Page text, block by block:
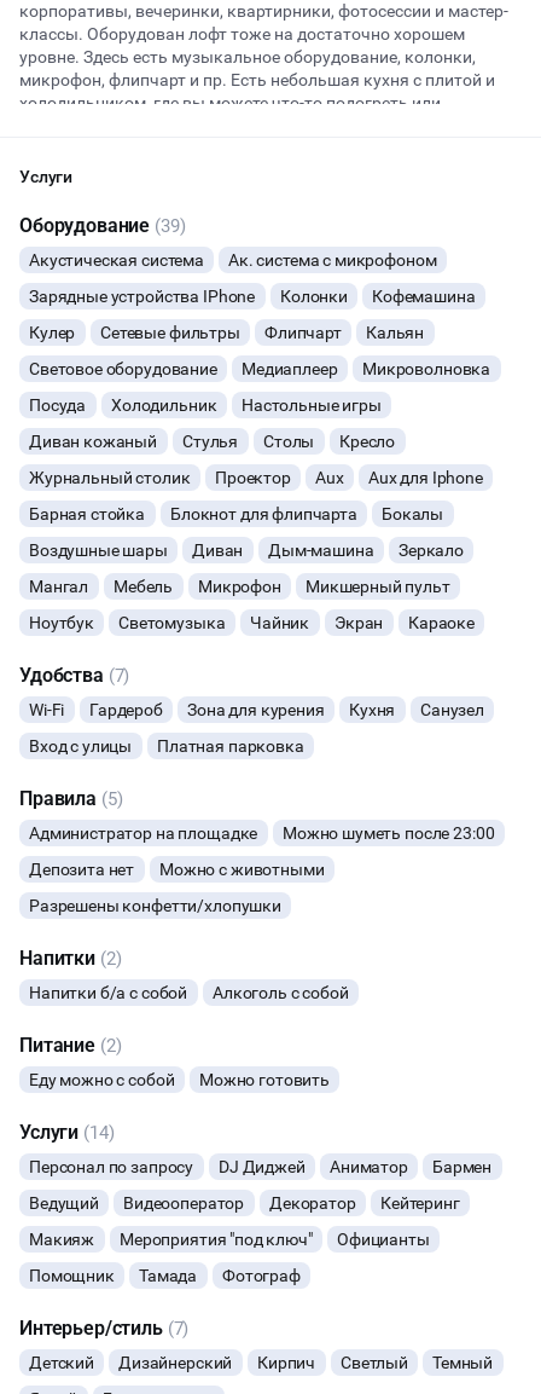
корпоративы, вечеринки, квартирники, фотосессии и мастер-
классы. Оборудован лофт тоже на достаточно хорошем
уровне. Здесь есть музыкальное оборудование, колонки,
микрофон, флипчарт и пр. Есть небольшая кухня с плитой и
холодильником, где вы можете что-то подогреть или
работает кофе-машина. Минимально необходимый набор
столько дополнительных стульев, сколько нужно. Лофт
находится в ВАО, в 12-ти минутах ходьбы от станции метро
Авиамоторная, для гостей доступна частная парковка на 20
мест. Во время мероприятия на площадке должен находиться
администратор. По правилам аренды здесь разрешён кальян
и можно шуметь после 23:00. Оставляйте заявку на
предварительный просмотр, чтобы лично оценить все
возможности лофта, задать вопросы и уточнить цены. Наши
менеджеры обязательно помогут забронировать площадку,
чтобы ваш прадник принёс много радости вам и вашим
гостям.
Конфетти, химическое, мыльное шоу, бумажная дискотека
+2000₽ к уборке
🚘Въезд такси, доставка-150₽
🅿️Въезд и парковка - 250₽
Услуги
Оборудование (39)
Акустическая система
Ак. система с микрофоном
Зарядные устройства IPhone
Колонки
Кофемашина
Кулер
Сетевые фильтры Флипчарт
Кальян
Световое оборудование
Медиаплеер
Микроволновка
Посуда
Холодильник
Настольные игры
Диван кожаный
Стулья Столы
Кресло
Журнальный столик
Проектор Aux
Aux для Iphone
Барная стойка
Блокнот для флипчарта
Бокалы
Воздушные шары
Диван Дым-машина
Зеркало
Мангал
Мебель Микрофон
Микшерный пульт
Ноутбук
Светомузыка Чайник Экран Караоке
Удобства (7)
Wi-Fi Гардероб Зона для курения Кухня
Санузел
Вход с улицы
Платная парковка
Правила (5)
Администратор на площадке
Можно шуметь после 23:00
Депозита нет
Можно с животными
Разрешены конфетти/хлопушки
Напитки (2)
Напитки б/а с собой Алкоголь с собой
Питание (2)
Еду можно с собой Можно готовить
Услуги (14)
Персонал по запросу DJ Диджей Аниматор
Бармен
Ведущий
Видеооператор Декоратор
Кейтеринг
Макияж
Мероприятия "под ключ"
Официанты
Помощник
Тамада Фотограф
Интерьер/стиль (7)
Детский Дизайнерский Кирпич Светлый
Темный
ДЕНЬ РОЖДЕНИЯ
ДЕВИЧНИК
СВАДЬБЫ
КОРПОРАТИВЫ
ДЕЛОВЫЕ МЕРОПРИЯТИЯ
КВАРТИРНИКИ
ФОТОСЕССИИ
БАНКЕТЫ
ЮБИЛЕЙ
ФИТНЕС
МАЛЬЧИШНИК
ДИСКОТЕКА
СВИДАНИЯ
МАСТЕР-КЛАСС
СЕМИНАРЫ
ТАНЦЫ
ВЫСТАВКИ
КАСТИНГИ
КИНОПРОСМОТР
ДАННЫЙ ЛОФТ СЕЙЧАС НЕ АКТИВЕН
ОСТАВИТЬ ЗАЯВКУ
Вы можете отменить заявку в любой момент, это бесплатно
или поменять параметры с нашим менеджером после того, как
оставите заявку
🔥 4 человека интересовались этой площадкой сегодня